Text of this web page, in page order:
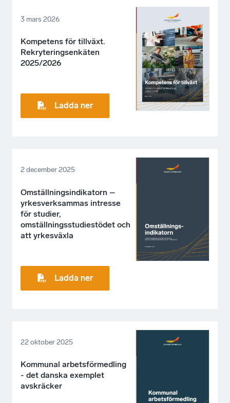
3 mars 2026
Kompetens för tillväxt.
Rekryteringsenkäten
2025/2026
Ladda ner
2 december 2025
Omställningsindikatorn –
yrkesverksammas intresse
för studier,
omställningsstudiestödet och
att yrkesväxla
Ladda ner
22 oktober 2025
Kommunal arbetsförmedling
- det danska exemplet
avskräcker